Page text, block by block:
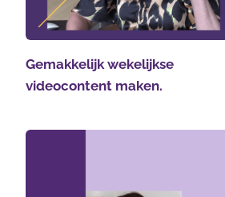
Gemakkelijk wekelijkse
videocontent maken.